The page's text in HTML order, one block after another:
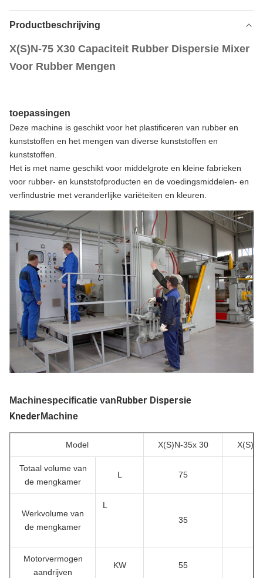
Productbeschrijving
X(S)N-75 X30 Capaciteit Rubber Dispersie Mixer
Voor Rubber Mengen
toepassingen
Deze machine is geschikt voor het plastificeren van rubber en
kunststoffen en het mengen van diverse kunststoffen en
kunststoffen.
Het is met name geschikt voor middelgrote en kleine fabrieken
voor rubber- en kunststofproducten en de voedingsmiddelen- en
verfindustrie met veranderlijke variëteiten en kleuren.
Machinespecificatie van Rubber Dispersie
Kneder Machine
Model X(S)N-35x 30
Totaal volume van
de mengkamer
L 75
Werkvolume van
de mengkamer
L
35
Motorvermogen
aandrijven
KW 55